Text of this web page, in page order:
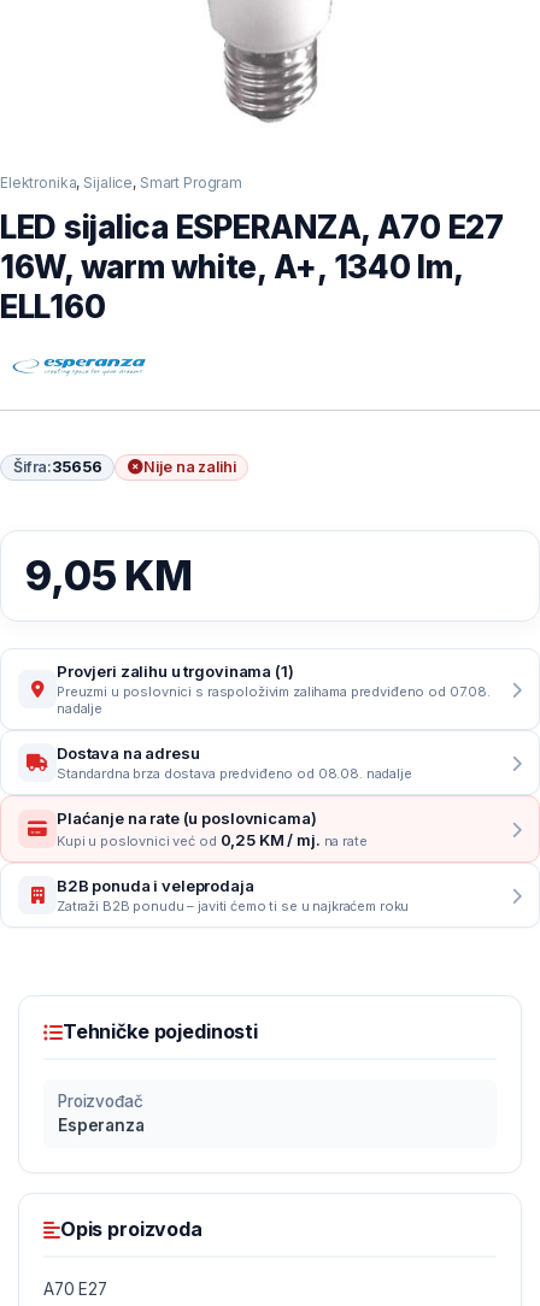
Elektronika, Sijalice, Smart Program
LED sijalica ESPERANZA, A70 E27
16W, warm white, A+, 1340 lm,
ELL160
Šifra:35656 Nije na zalihi
9,05 KM
Provjeri zalihu u trgovinama (1)
Preuzmi u poslovnici s raspoloživim zalihama predviđeno od 07.08.
nadalje
Dostava na adresu
Standardna brza dostava predviđeno od 08.08. nadalje
Plaćanje na rate (u poslovnicama)
Kupi u poslovnici već od 0,25 KM / mj. na rate
B2B ponuda i veleprodaja
Zatraži B2B ponudu – javiti ćemo ti se u najkraćem roku
Tehničke pojedinosti
Proizvođač
Esperanza
Opis proizvoda
A70 E27